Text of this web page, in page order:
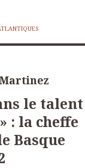
le talent
: la cheffe
Basque